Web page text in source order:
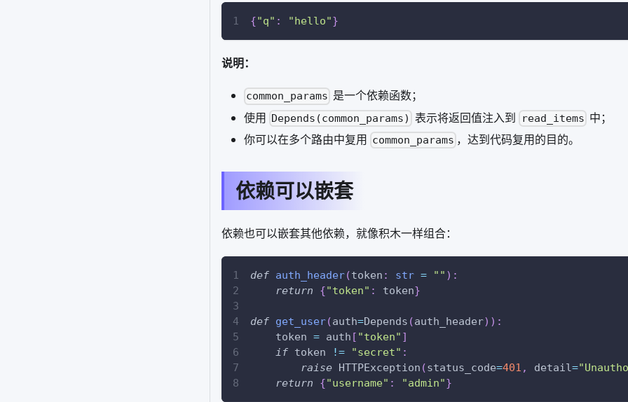
{"q" : "hello"}
说明：
common_params 是一个依赖函数；
使用 Depends(common_params) 表示将返回值注入到 read_items 中；
你可以在多个路由中复用 common_params ，达到代码复用的目的。
依赖可以嵌套
依赖也可以嵌套其他依赖，就像积木一样组合：
def auth_header(token : str = "" ) :
return
{"token" : token}
def get_user(auth=Depends (auth_header) ) :
    token
= auth [ "token" ]
if token != "secret" :
raise HTTPException (status_code=401 , detail=
return
{"username" : "admin"}